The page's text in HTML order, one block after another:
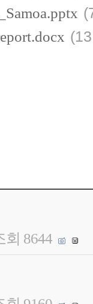
회 8644